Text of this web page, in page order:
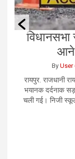
छत्तीसगढ़
By
रायपुर। मुख्यमंत्री
भवन में आयोजित
डिजिटल
निर्णय